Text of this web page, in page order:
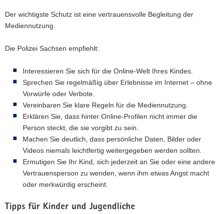
Der wichtigste Schutz ist eine vertrauensvolle Begleitung der
Mediennutzung.
Die Polizei Sachsen empfiehlt:
Interessieren Sie sich für die Online-Welt Ihres Kindes.
Sprechen Sie regelmäßig über Erlebnisse im Internet – ohne
Vorwürfe oder Verbote.
Vereinbaren Sie klare Regeln für die Mediennutzung.
Erklären Sie, dass hinter Online-Profilen nicht immer die
Person steckt, die sie vorgibt zu sein.
Machen Sie deutlich, dass persönliche Daten, Bilder oder
Videos niemals leichtfertig weitergegeben werden sollten.
Ermutigen Sie Ihr Kind, sich jederzeit an Sie oder eine andere
Vertrauensperson zu wenden, wenn ihm etwas Angst macht
oder merkwürdig erscheint.
Tipps für Kinder und Jugendliche